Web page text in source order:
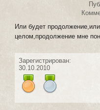
Или будет
целом,продолжение мне
Зарегистрирован:
30.10.2010